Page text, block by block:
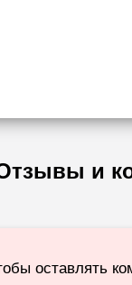
и
оставлять